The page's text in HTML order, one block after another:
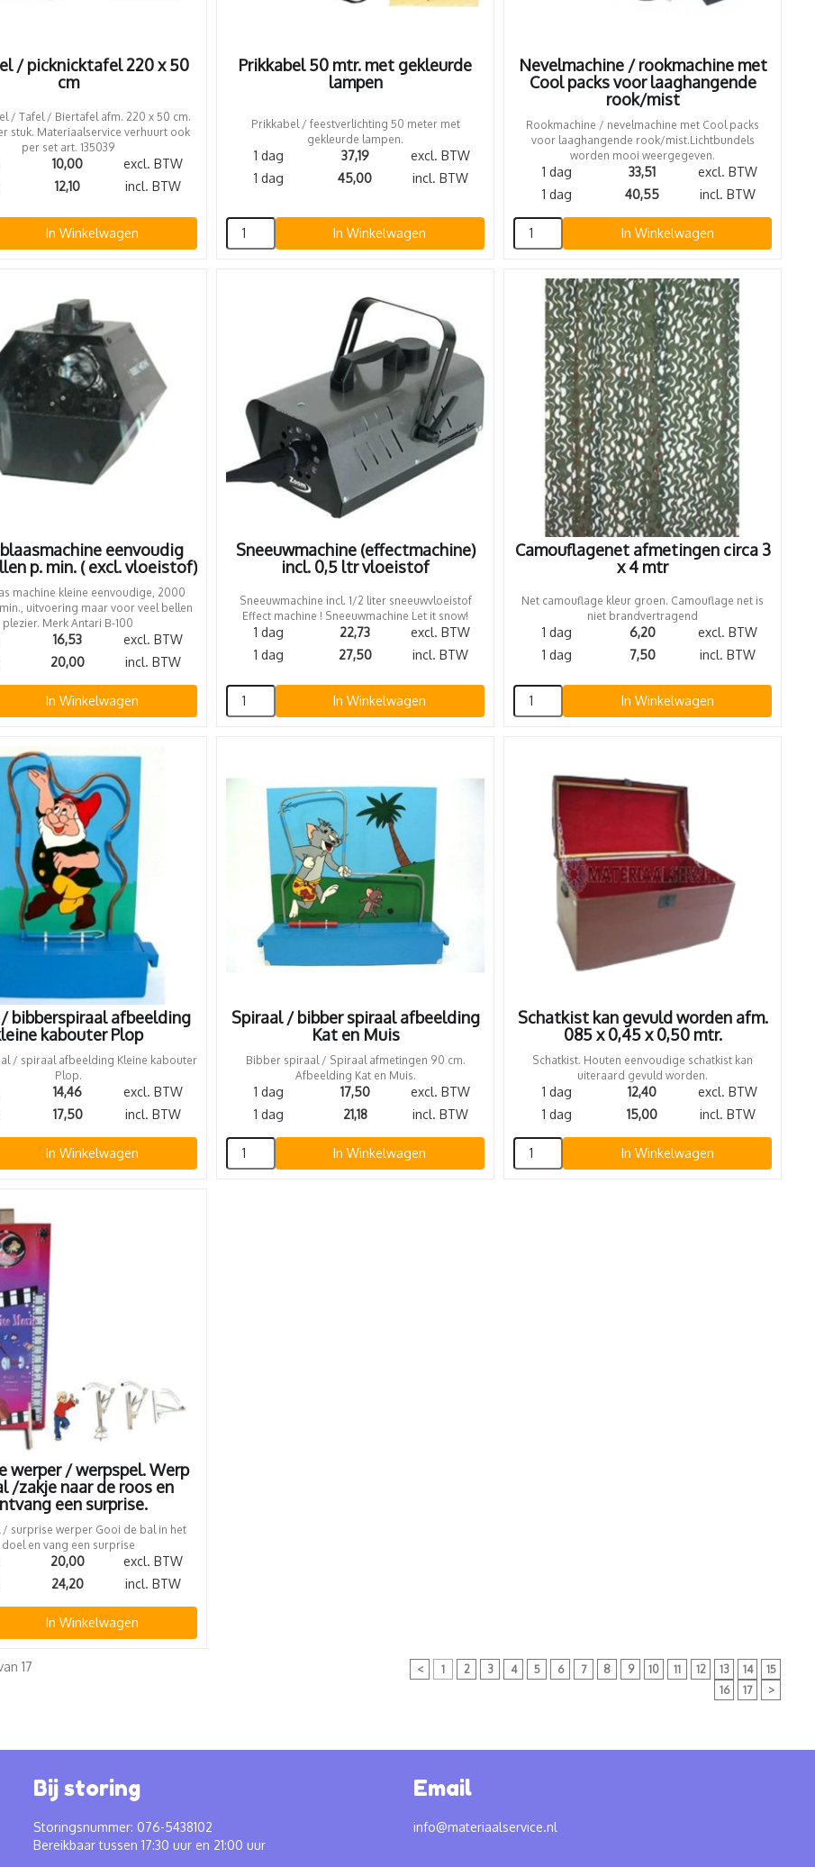
/ picknicktafel 220 x 50
cm
/ Tafel / Biertafel afm. 220 x 50 cm.
stuk. Materiaalservice verhuurt ook
per set art. 135039
10,00
excl. BTW
12,10 incl. BTW
In Winkelwagen
Prikkabel 50 mtr. met gekleurde
lampen
Prikkabel / feestverlichting 50 meter met
gekleurde lampen.
1 dag 37,19
excl. BTW
1 dag
45,00 incl. BTW
In Winkelwagen
Nevelmachine / rookmachine met
Cool packs voor laaghangende
rook/mist
Rookmachine / nevelmachine met Cool packs
voor laaghangende rook/mist.Lichtbundels
worden mooi weergegeven.
1 dag 33,51
excl. BTW
1 dag
40,55 incl. BTW
In Winkelwagen
eenvoudig
p. min. ( excl. vloeistof)
machine kleine eenvoudige, 2000
uitvoering maar voor veel bellen
plezier. Merk Antari B-100
16,53
excl. BTW
20,00 incl. BTW
In Winkelwagen
Sneeuwmachine (effectmachine)
incl. 0,5 ltr vloeistof
Sneeuwmachine incl. 1/2 liter sneeuwvloeistof
Effect machine ! Sneeuwmachine Let it snow!
1 dag 22,73
excl. BTW
1 dag
27,50 incl. BTW
In Winkelwagen
Camouflagenet afmetingen circa 3
x 4 mtr
Net camouflage kleur groen. Camouflage net is
niet brandvertragend
1 dag 6,20
excl. BTW
1 dag
7,50 incl. BTW
In Winkelwagen
bibberspiraal afbeelding
kabouter Plop
/ spiraal afbeelding Kleine kabouter
Plop.
14,46
excl. BTW
17,50 incl. BTW
In Winkelwagen
Spiraal / bibber spiraal afbeelding
Kat en Muis
Bibber spiraal / Spiraal afmetingen 90 cm.
Afbeelding Kat en Muis.
1 dag 17,50
excl. BTW
1 dag
21,18 incl. BTW
In Winkelwagen
Schatkist kan gevuld worden afm.
085 x 0,45 x 0,50 mtr.
Schatkist. Houten eenvoudige schatkist kan
uiteraard gevuld worden.
1 dag 12,40
excl. BTW
1 dag
15,00 incl. BTW
In Winkelwagen
werper / werpspel. Werp
/zakje naar de roos en
een surprise.
surprise werper Gooi de bal in het
doel en vang een surprise
20,00
excl. BTW
24,20 incl. BTW
In Winkelwagen
17 < 1 2 3 4 5 6 7 8 9 10 11 12 13 14
15
16
17 >
Bij storing
Storingsnummer: 076-5438102
Bereikbaar tussen 17:30 uur en 21:00 uur
Email
info@materiaalservice.nl